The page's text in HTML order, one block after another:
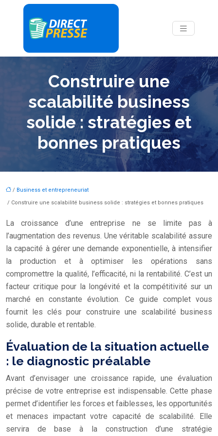
Construire une
scalabilité business
solide : stratégies et
bonnes pratiques
/ Business et entrepreneuriat
/ Construire une scalabilité business solide : stratégies et bonnes pratiques
La croissance d’une entreprise ne se limite pas à
l’augmentation des revenus. Une véritable scalabilité assure
la capacité à gérer une demande exponentielle, à intensifier
la production et à optimiser les opérations sans
compromettre la qualité, l’efficacité, ni la rentabilité. C’est un
facteur critique pour la longévité et la compétitivité sur un
marché en constante évolution. Ce guide complet vous
fournit les clés pour construire une scalabilité business
solide, durable et rentable.
Évaluation de la situation actuelle
: le diagnostic préalable
Avant d’envisager une croissance rapide, une évaluation
précise de votre entreprise est indispensable. Cette phase
permet d’identifier les forces et faiblesses, les opportunités
et menaces impactant votre capacité de scalabilité. Elle
servira de base à la construction d’une stratégie